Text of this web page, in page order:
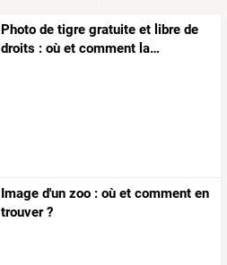
Photo de tigre gratuite et libre de
droits : où et comment la…
Image d'un zoo : où et comment en
trouver ?